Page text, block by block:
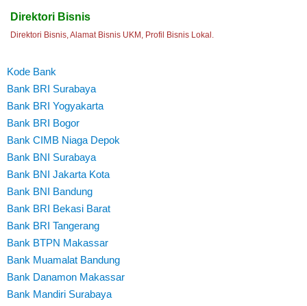
Direktori Bisnis
Direktori Bisnis, Alamat Bisnis UKM, Profil Bisnis Lokal.
Kode Bank
Bank BRI Surabaya
Bank BRI Yogyakarta
Bank BRI Bogor
Bank CIMB Niaga Depok
Bank BNI Surabaya
Bank BNI Jakarta Kota
Bank BNI Bandung
Bank BRI Bekasi Barat
Bank BRI Tangerang
Bank BTPN Makassar
Bank Muamalat Bandung
Bank Danamon Makassar
Bank Mandiri Surabaya